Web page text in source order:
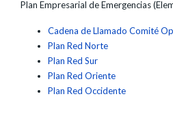
Plan Empresarial de Emergencias
Cadena de Llamado Comité
Plan Red Norte
Plan Red Sur
Plan Red Oriente
Plan Red Occidente